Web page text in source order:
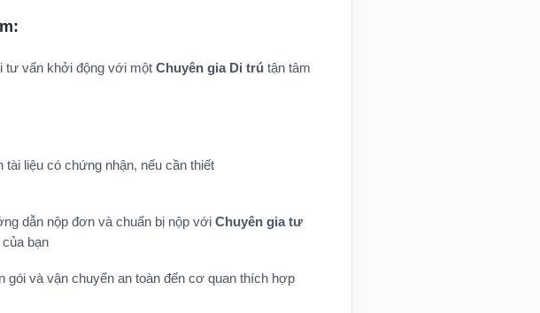
tư vấn khởi động với một Chuyên gia Di trú tận tâm
tài liệu có chứng nhận, nếu cần thiết
dẫn nộp đơn và chuẩn bị nộp với Chuyên gia tư
của bạn
gói và vận chuyển an toàn đến cơ quan thích hợp